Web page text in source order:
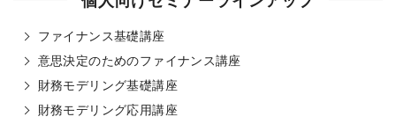
ファイナンス基礎講座
意思決定のためのファイナンス講座
財務モデリング基礎講座
財務モデリング応用講座